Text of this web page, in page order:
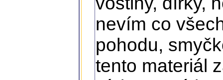
nevím co
pohodu,
tento materiál